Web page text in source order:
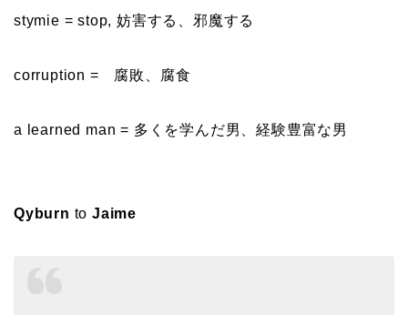
stymie = stop, 妨害する、邪魔する
corruption = 腐敗、腐食
a learned man = 多くを学んだ男、経験豊富な男
Qyburn to Jaime